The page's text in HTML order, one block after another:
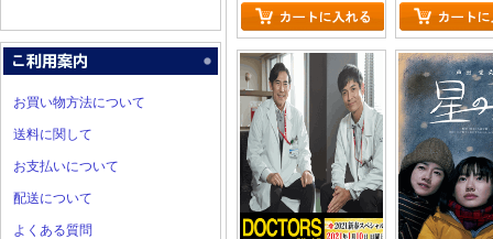
お買い物方法について
送料に関して
お支払いについて
配送について
よくある質問